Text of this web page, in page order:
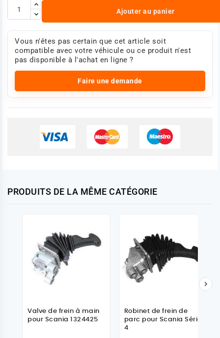
Ajouter au panier
Vous n'êtes pas certain que cet article soit
compatible avec votre véhicule ou ce produit n'est
pas disponible à l'achat en ligne ?
Faire une demande
PRODUITS DE LA MÊME CATÉGORIE
Valve de frein à main
pour Scania 1324425
Robinet de frein de
parc pour Scania Série
4
